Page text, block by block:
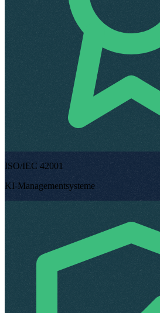
ISO/IEC 42001
KI-Managementsysteme